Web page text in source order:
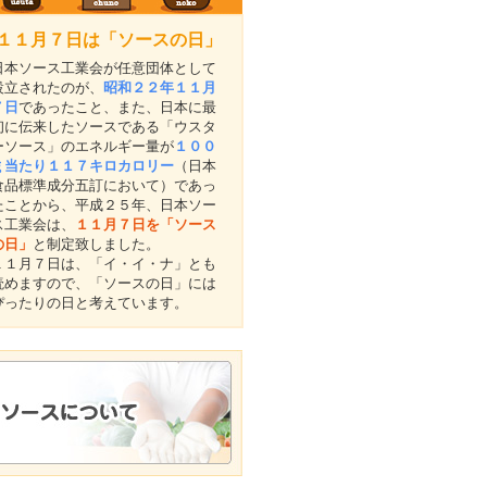
１月７日は「ソースの日」
本ソース工業会が任意団体として
立されたのが、 昭和２２年１１月
日 であったこと、また、日本に最
に伝来したソースである「ウスタ
ソース」のエネルギー量が １００
当たり１１７キロカロリー （日本
品標準成分五訂において）であっ
ことから、平成２５年、日本ソー
工業会は、
１１月７日を「ソース
」 と制定致しました。
１月７日は、
「イ・イ・ナ」 とも
めますので、「ソースの日」には
ったりの日と考えています。